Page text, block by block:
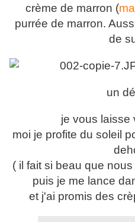
crème de marron (
purrée de marron.
de
un
je vous laisse
moi je profite du soleil
( il fait si beau que
puis je me lance
et j'ai promis des